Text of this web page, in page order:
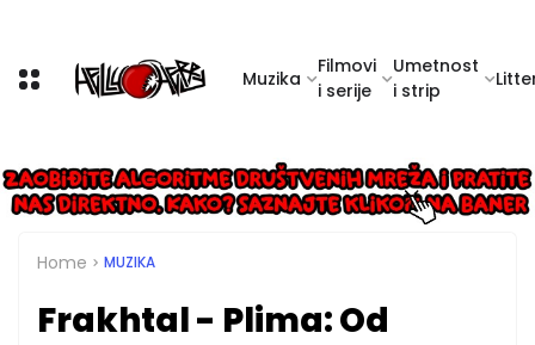
Muzika
Filmovi
i serije
Umetnost
i strip
Home MUZIKA
Frakhtal - Plima: Od